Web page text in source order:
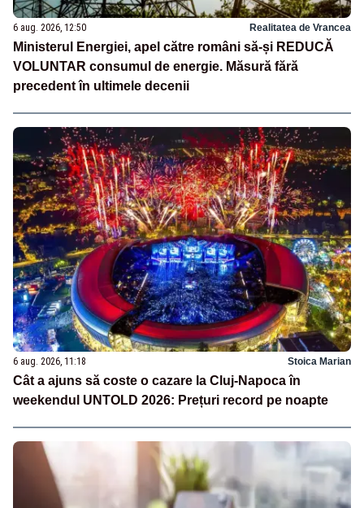
6 aug. 2026, 12:50 Realitatea de Vrancea
Ministerul Energiei, apel către români să-și REDUCĂ
VOLUNTAR consumul de energie. Măsură fără
precedent în ultimele decenii
6 aug. 2026, 11:18 Stoica Marian
Cât a ajuns să coste o cazare la Cluj-Napoca în
weekendul UNTOLD 2026: Prețuri record pe noapte